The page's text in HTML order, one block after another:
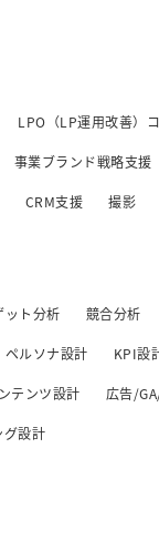
LPO（LP運用改善）
事業ブランド戦略支援
CRM支援 撮影
ット分析 競合分析
ペルソナ設計 KPI設
テンツ設計 広告/
グ設計